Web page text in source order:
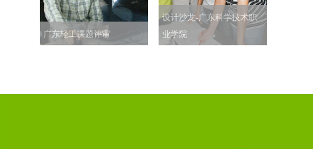
广东轻工课题评审
设计沙龙-广东科学技术职
业学院